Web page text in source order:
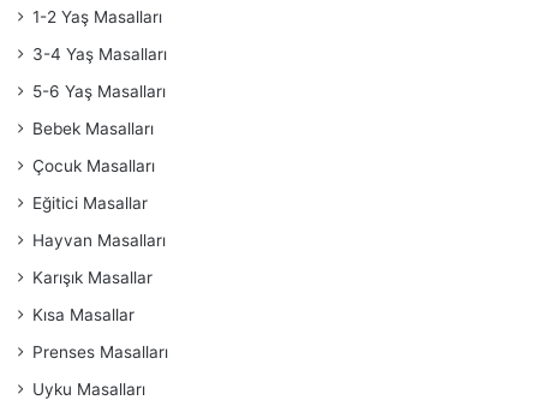
1-2 Yaş Masalları
3-4 Yaş Masalları
5-6 Yaş Masalları
Bebek Masalları
Çocuk Masalları
Eğitici Masallar
Hayvan Masalları
Karışık Masallar
Kısa Masallar
Prenses Masalları
Uyku Masalları